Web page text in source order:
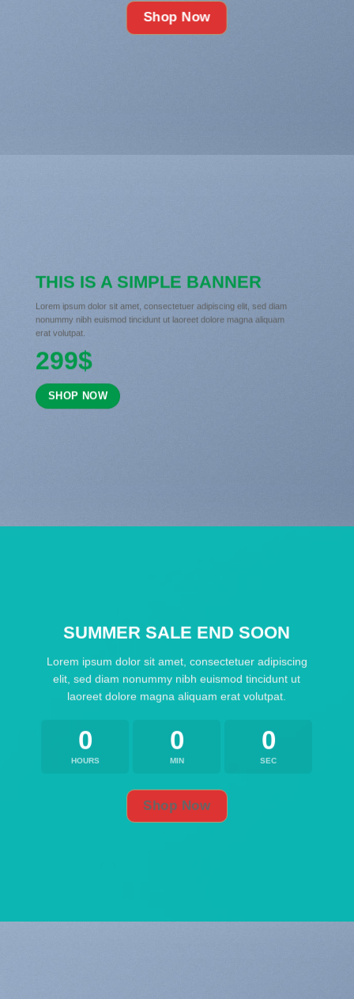
Shop Now
THIS IS A SIMPLE BANNER
Lorem ipsum dolor sit amet, consectetuer adipiscing elit, sed diam
nonummy nibh euismod tincidunt ut laoreet dolore magna aliquam
erat volutpat.
299$
SHOP NOW
SUMMER SALE END SOON
Lorem ipsum dolor sit amet, consectetuer adipiscing
elit, sed diam nonummy nibh euismod tincidunt ut
laoreet dolore magna aliquam erat volutpat.
0
HOURS
0
MIN
0
SEC
Shop Now